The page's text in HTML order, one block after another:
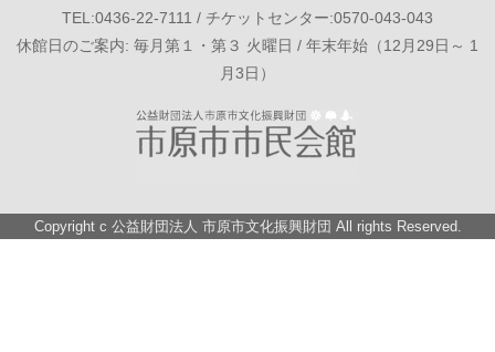
TEL:0436-22-7111 / チケットセンター:0570-043-043
休館日のご案内: 毎月第１・第３ 火曜日 / 年末年始（12月29日～ 1
月3日）
Copyright c 公益財団法人 市原市文化振興財団 All rights Reserved.